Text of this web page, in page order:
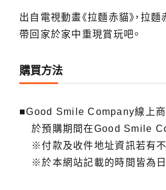
出自電視動畫《拉麵赤貓》，拉
帶回家於家中重現賞玩吧。
購買方法
■Good Smile Company線上
於預購期間在Good Smile
※付款及收件地址資訊若有不
※於本網站記載的時間皆為日